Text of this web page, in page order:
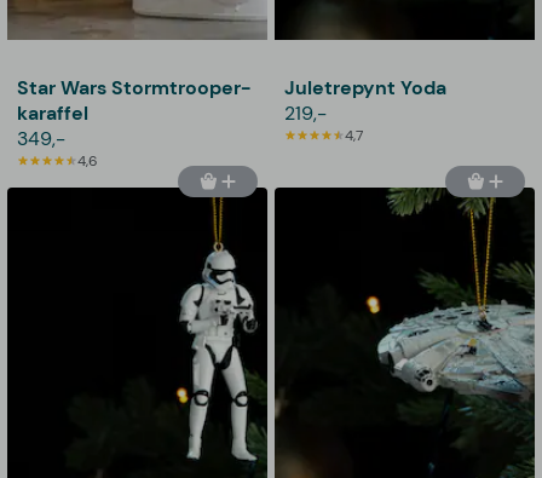
Star Wars Stormtrooper-
karaffel
349,-
4,6
Juletrepynt Yoda
219,-
4,7